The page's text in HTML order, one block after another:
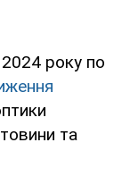
2024 року по
та